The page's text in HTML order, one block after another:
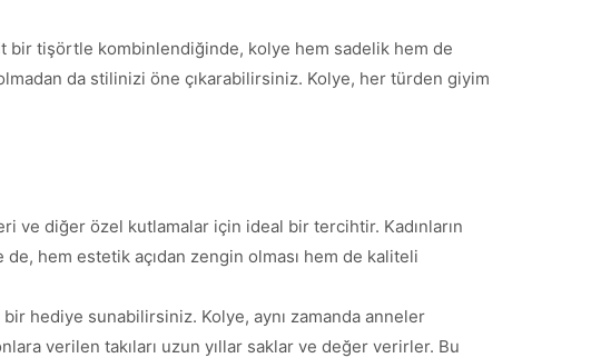
bir tişörtle kombinlendiğinde, kolye hem sadelik hem de
da stilinizi öne çıkarabilirsiniz. Kolye, her türden giyim
ve diğer özel kutlamalar için ideal bir tercihtir. Kadınların
hem estetik açıdan zengin olması hem de kaliteli
hediye sunabilirsiniz. Kolye, aynı zamanda anneler
verilen takıları uzun yıllar saklar ve değer verirler. Bu